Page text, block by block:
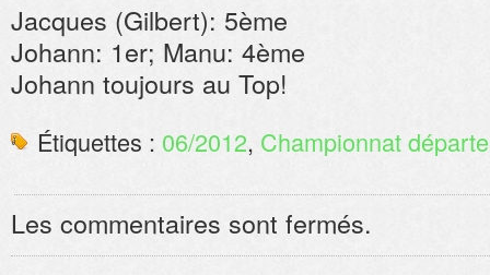
Jacques (Gilbert): 5ème
Johann: 1er; Manu: 4ème
Johann toujours au Top!
Étiquettes : 06/2012, Championnat
Les commentaires sont fermés.